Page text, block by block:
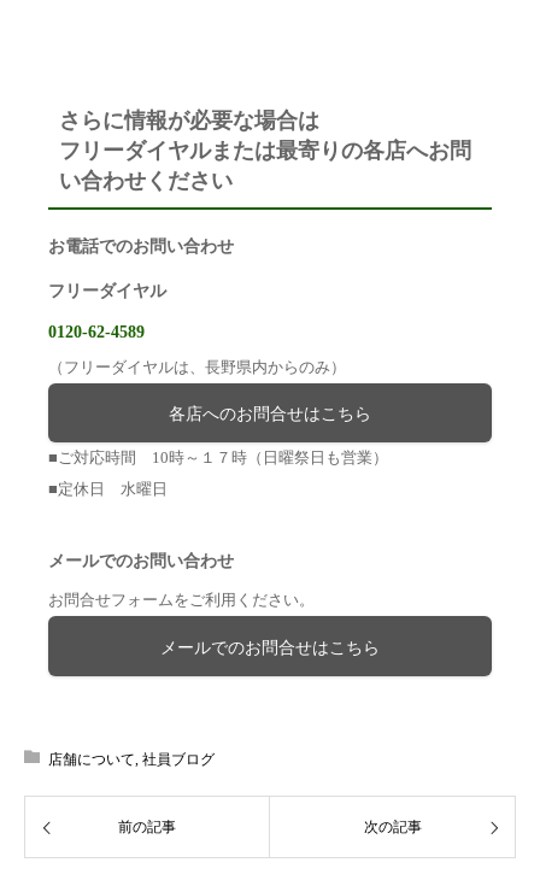
さらに情報が必要な場合は
フリーダイヤルまたは最寄りの各店へお問
い合わせください
お電話でのお問い合わせ
フリーダイヤル
0120-62-4589
（フリーダイヤルは、長野県内からのみ）
各店へのお問合せはこちら
■ご対応時間 10時～１７時（日曜祭日も営業）
■定休日 水曜日
メールでのお問い合わせ
お問合せフォームをご利用ください。
メールでのお問合せはこちら
店舗について 社員ブログ
前の記事 次の記事